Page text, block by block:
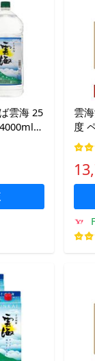
雲海 25
）
崎
雲
度
本